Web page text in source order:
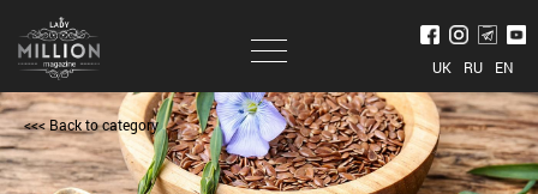
UK RU EN
<<< Back to category